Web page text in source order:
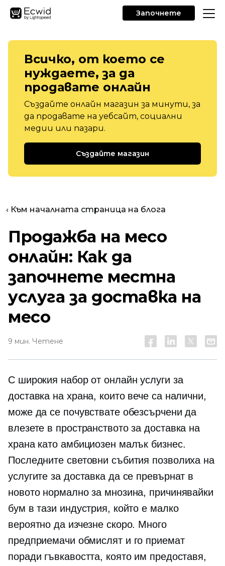
Започнете
Всичко, от което се
нуждаете, за да
продавате онлайн
Създайте онлайн магазин за минути, за
да продавате на уебсайт, социални
медии или пазари.
Създайте магазин
‹ Към началната страница на блога
Продажба на месо
онлайн: Как да
започнете местна
услуга за доставка на
месо
9 мин. Четене
С широкия набор от онлайн услуги за
доставка на храна, които вече са налични,
може да се почувствате обезсърчени да
влезете в пространството за доставка на
храна като амбициозен малък бизнес.
Последните световни събития позволиха на
услугите за доставка да се превърнат в
новото нормално за мнозина, причинявайки
бум в тази индустрия, който е малко
вероятно да изчезне скоро. Много
предприемачи обмислят и го приемат
поради гъвкавостта, която им предоставя,